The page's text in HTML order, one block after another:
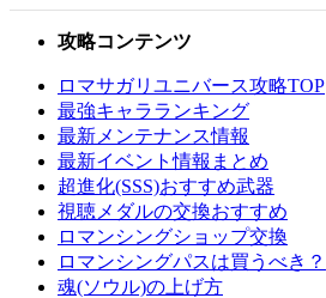
攻略コンテンツ
ロマサガリユニバース攻略TOP
最強キャラランキング
最新メンテナンス情報
最新イベント情報まとめ
超進化(SSS)おすすめ武器
視聴メダルの交換おすすめ
ロマンシングショップ交換
ロマンシングパスは買うべき？
魂(ソウル)の上げ方